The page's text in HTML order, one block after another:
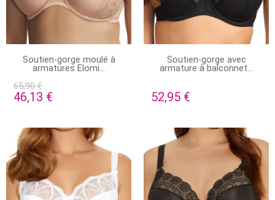
STOCK ÉPUISÉ
Soutien-gorge moulé à
armatures Elomi...
65,90 €
46,13 €
EN STOCK
Soutien-gorge avec
armature à balconnet...
52,95 €